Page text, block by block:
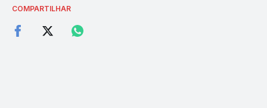
COMPARTILHAR